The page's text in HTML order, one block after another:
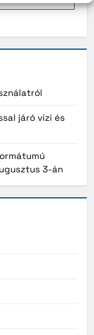
járó vízi és
3-án